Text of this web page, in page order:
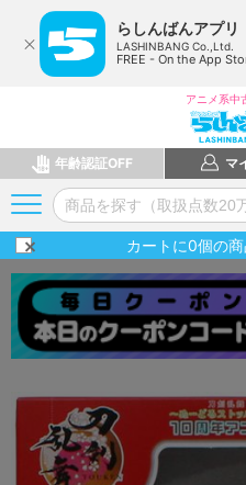
らしんばんアプリ
LASHINBANG Co.,Ltd.
FREE - On the App
アニメ系中
年齢認証OFF マ
カートに0個の